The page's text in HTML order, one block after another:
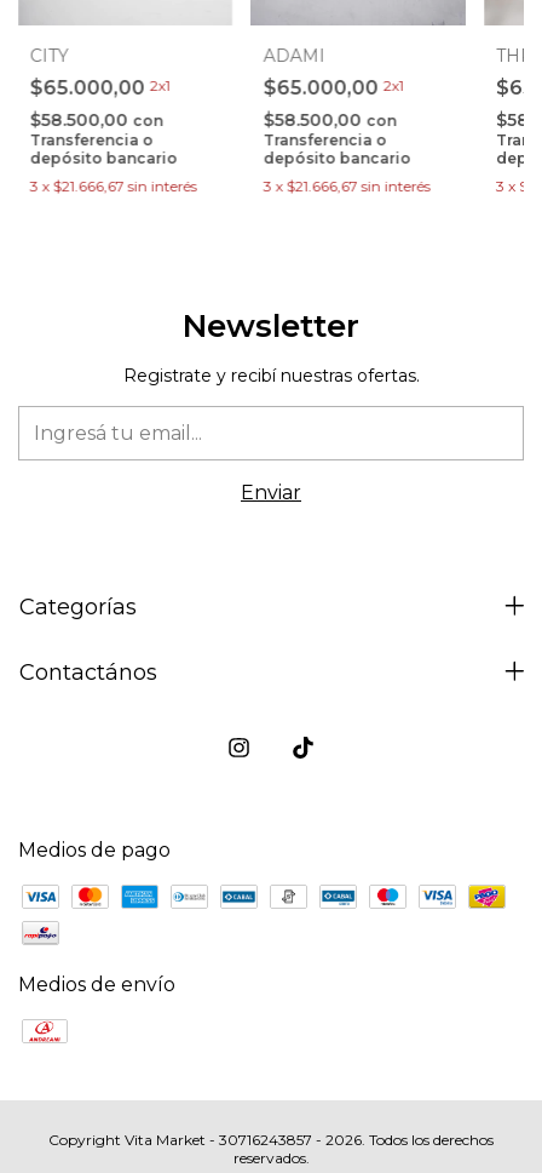
CITY
$65.000,00 2x1
$58.500,00 con
Transferencia o
depósito bancario
3 x $21.666,67 sin interés
ADAMI
$65.000,00 2x1
$58.500,00 con
Transferencia o
depósito bancario
3 x $21.666,67 sin interés
3 x
Newsletter
Registrate y recibí nuestras ofertas.
Categorías
Contactános
Medios de pago
Medios de envío
Copyright Vita Market - 30716243857 - 2026. Todos los derechos
reservados.